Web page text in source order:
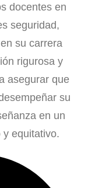
docentes en
seguridad,
su carrera
rigurosa y
asegurar que
su
en un
equitativo.